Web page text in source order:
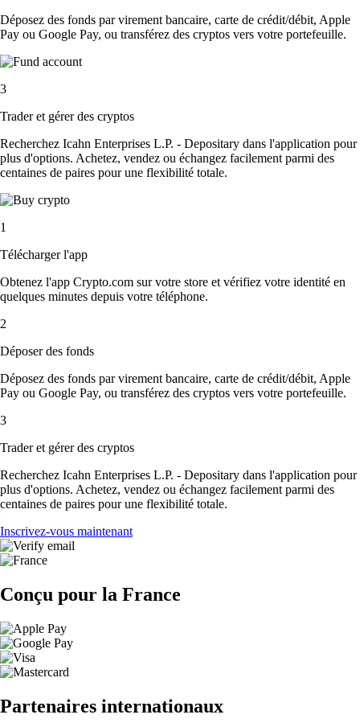
Déposez des fonds par virement bancaire, carte de crédit/débit, Apple
Pay ou Google Pay, ou transférez des cryptos vers votre portefeuille.
3
Trader et gérer des cryptos
Recherchez Icahn Enterprises L.P. - Depositary dans l'application pour
plus d'options. Achetez, vendez ou échangez facilement parmi des
centaines de paires pour une flexibilité totale.
1
Télécharger l'app
Obtenez l'app Crypto.com sur votre store et vérifiez votre identité en
quelques minutes depuis votre téléphone.
2
Déposer des fonds
Déposez des fonds par virement bancaire, carte de crédit/débit, Apple
Pay ou Google Pay, ou transférez des cryptos vers votre portefeuille.
3
Trader et gérer des cryptos
Recherchez Icahn Enterprises L.P. - Depositary dans l'application pour
plus d'options. Achetez, vendez ou échangez facilement parmi des
centaines de paires pour une flexibilité totale.
Inscrivez-vous maintenant
Conçu pour la France
Partenaires internationaux